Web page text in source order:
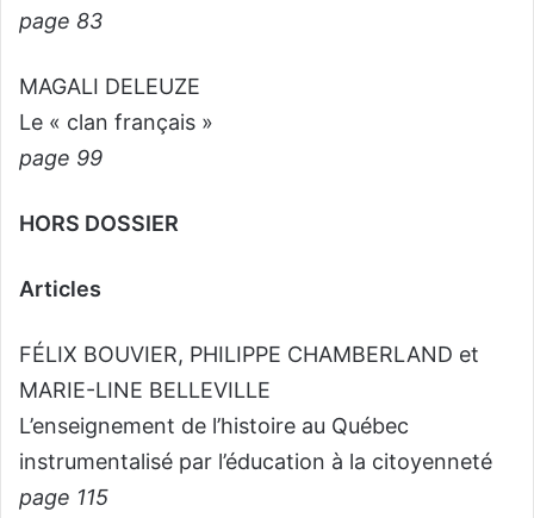
page 83
MAGALI DELEUZE
Le « clan français »
page 99
HORS DOSSIER
Articles
FÉLIX BOUVIER, PHILIPPE CHAMBERLAND et
MARIE-LINE BELLEVILLE
L’enseignement de l’histoire au Québec
instrumentalisé par l’éducation à la citoyenneté
page 115